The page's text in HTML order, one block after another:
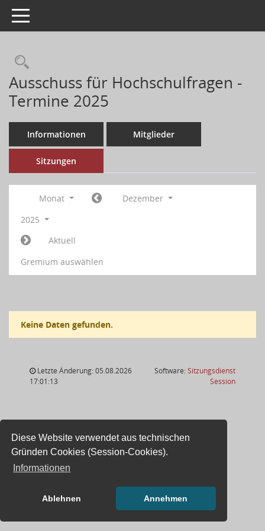
Diese Website verwendet aus technischen
Gründen Cookies (Session-Cookies).
Informationen
Ablehnen Annehmen
Toggle navigation
Ausschuss für Hochschulfragen -
Termine 2025
Informationen Mitglieder
Sitzungen
Monat
Dezember
2025
Aktuell
Gremium auswählen
Keine Daten gefunden.
Letzte Änderung: 05.08.2026
17:01:13
Software:Sitzungsdienst
Session(Wird in